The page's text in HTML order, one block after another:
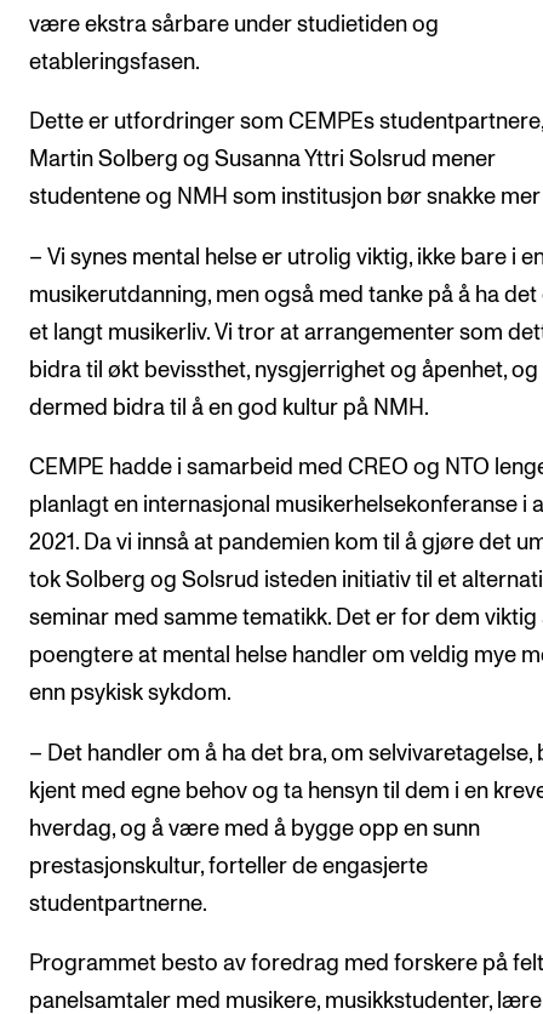
være ekstra sårbare under studietiden og
etableringsfasen.
Dette er utfordringer som CEMPEs
Martin Solberg og Susanna Yttri Solsrud mener
studentene og NMH som institusjon bør snakke
– Vi synes mental helse er utrolig viktig, ikke bare i
musikerutdanning, men også med tanke på å ha
et langt musikerliv. Vi tror at arrangementer som
bidra til økt bevissthet, nysgjerrighet og åpenhet, og
dermed bidra til å en god kultur på NMH.
CEMPE hadde i samarbeid med CREO og NTO
planlagt en internasjonal musikerhelsekonferanse i
2021. Da vi innså at pandemien kom til å gjøre det
tok Solberg og Solsrud isteden initiativ til et
seminar med samme tematikk. Det er for dem viktig
poengtere at mental helse handler om veldig mye
enn psykisk sykdom.
– Det handler om å ha det bra, om selvivaretagelse,
kjent med egne behov og ta hensyn til dem i en
hverdag, og å være med å bygge opp en sunn
prestasjonskultur, forteller de engasjerte
studentpartnerne.
Programmet besto av foredrag med forskere på
panelsamtaler med musikere, musikkstudenter,